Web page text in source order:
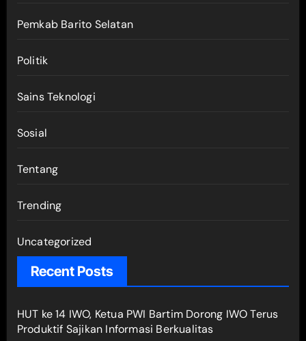
Pemkab Barito Selatan
Politik
Sains Teknologi
Sosial
Tentang
Trending
Uncategorized
Recent Posts
HUT ke 14 IWO, Ketua PWI Bartim Dorong IWO Terus
Produktif Sajikan Informasi Berkualitas